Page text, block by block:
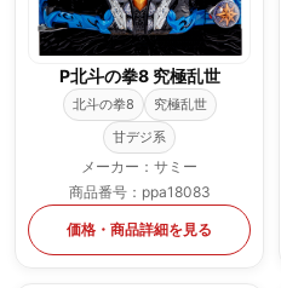
P北斗の拳8 究極乱世
北斗の拳8
究極乱世
甘デジ系
メーカー：サミー
商品番号：ppa18083
価格・商品詳細を見る